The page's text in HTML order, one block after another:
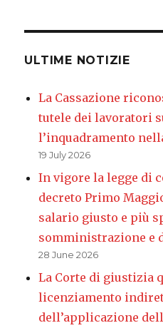
ULTIME NOTIZIE
La Cassazione
tutele dei lavoratori
l’inquadramento
19 July 2026
In vigore la legge di
decreto Primo
salario giusto e più
somministrazione e
28 June 2026
La Corte di giustizia
licenziamento
dell’applicazione